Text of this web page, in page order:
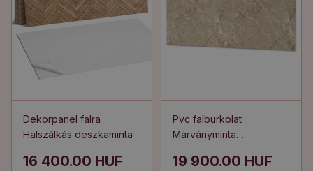
Dekorpanel falra
Halszálkás deszkaminta
16 400.00 HUF
Pvc falburkolat
Márványminta
19 900.00 HUF